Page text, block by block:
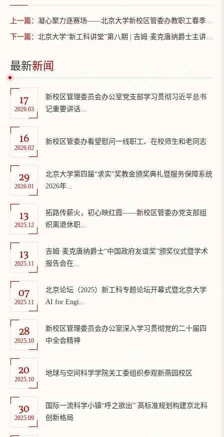
上一篇： 凝心聚力逐赛场——北京大学新校区管委办教职工春季运动会纪实
下一篇： 北京大学“新工科讲堂”第八期 | 吉姆·麦克唐纳爵士主讲“先进制造业的未来：机遇与挑战”
最新新闻
17
2026.03
新校区管理委员会办公室党支部学习贯彻习近平总书
记重要讲话...
16
2026.02
新校区管委办看望慰问一线职工、在校师生和老同志
29
2026.01
北京大学第四届“求实”奖教金颁奖典礼暨服务保障系统
2026年...
13
2025.12
拓路传薪火，初心映红霞——新校区管委办党支部组
织离退休职...
13
2025.11
吉姆·麦克唐纳爵士“中国政府友谊奖”颁奖仪式暨学术
报告会在...
07
2025.11
北京论坛（2025）新工科专题论坛开幕式暨北京大学
AI for Engi...
28
2025.10
新校区管理委员会办公室深入学习贯彻党的二十届四
中全会精神
20
2025.10
地球与空间科学学院关工委组织参观新燕园校区
30
2025.09
国际一流科学小镇“呼之欲出” 高标准规划构建京北科
创新格局